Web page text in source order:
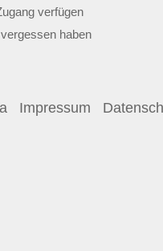
verfügen
haben
Impressum